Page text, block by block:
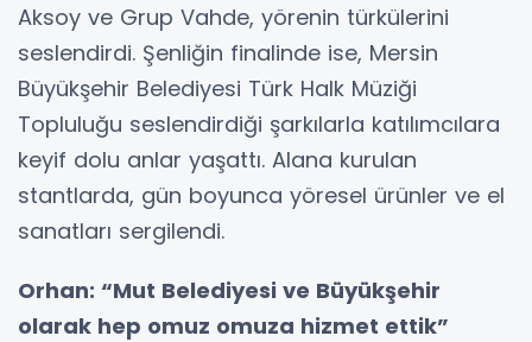
Aksoy ve Grup Vahde, yörenin türkülerini
seslendirdi. Şenliğin finalinde ise, Mersin
Büyükşehir Belediyesi Türk Halk Müziği
Topluluğu seslendirdiği şarkılarla katılımcılara
keyif dolu anlar yaşattı. Alana kurulan
stantlarda, gün boyunca yöresel ürünler ve el
sanatları sergilendi.
Orhan: “Mut Belediyesi ve Büyükşehir
olarak hep omuz omuza hizmet ettik”